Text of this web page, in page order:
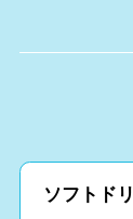
ソフトド